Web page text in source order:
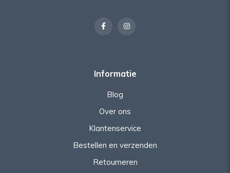
Informatie
Blog
Over ons
Klantenservice
Bestellen en verzenden
Retourneren